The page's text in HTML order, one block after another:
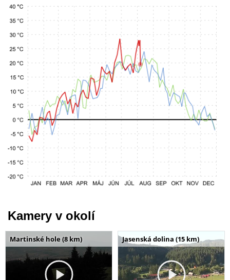
Kamery v okolí
Martinské hole (8 km) Jasenská dolina (15 km)